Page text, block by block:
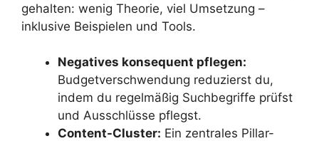
gehalten: wenig Theorie, viel Umsetzung –
inklusive Beispielen und Tools.
Negatives konsequent pflegen:
Budgetverschwendung reduzierst du,
indem du regelmäßig Suchbegriffe prüfst
und Ausschlüsse pflegst.
Content-Cluster: Ein zentrales Pillar-